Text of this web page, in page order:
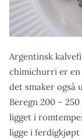
Argentinsk
chimichurri er en
det smaker også
Beregn 200 –
ligget i
ligge i